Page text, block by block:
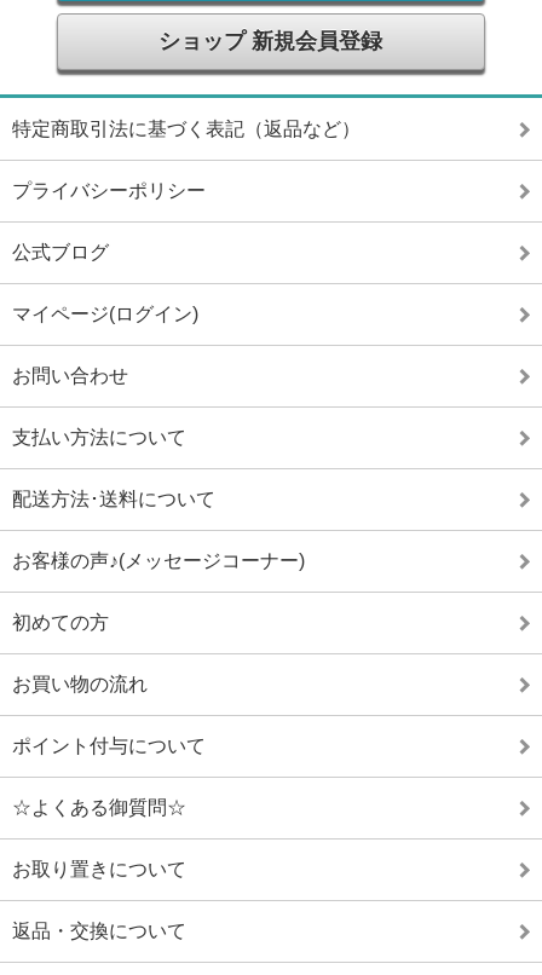
ショップ 新規会員登録
特定商取引法に基づく表記（返品など）
プライバシーポリシー
公式ブログ
マイページ(ログイン)
お問い合わせ
支払い方法について
配送方法･送料について
お客様の声♪(メッセージコーナー)
初めての方
お買い物の流れ
ポイント付与について
☆よくある御質問☆
お取り置きについて
返品・交換について